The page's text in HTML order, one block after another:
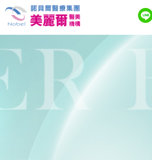
美麗爾診所｜鳳凰電
整大揭密，煥發青春
打造全新風采！